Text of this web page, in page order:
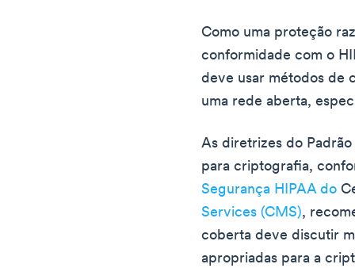
Como uma proteção
conformidade com o
deve usar métodos de
uma rede aberta,
As diretrizes do Padrão
para criptografia,
Segurança HIPAA do
Services (CMS),
coberta deve discutir
apropriadas para a